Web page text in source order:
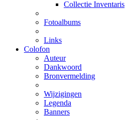
Collectie Inventaris
Fotoalbums
Links
Colofon
Auteur
Dankwoord
Bronvermelding
Wijzigingen
Legenda
Banners